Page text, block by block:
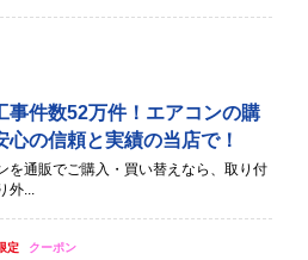
事件数52万件！エアコンの購
心の信頼と実績の当店で！
を通販でご購入・買い替えなら、取り付
外...
定 クーポン